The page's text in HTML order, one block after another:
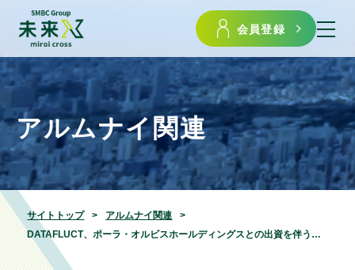
会員登録
アルムナイ関連
サイトトップ
アルムナイ関連
DATAFLUCT、ポーラ・オルビスホールディングスとの出資を伴う事業連携を開始